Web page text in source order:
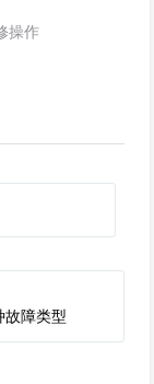
操作
故障类型